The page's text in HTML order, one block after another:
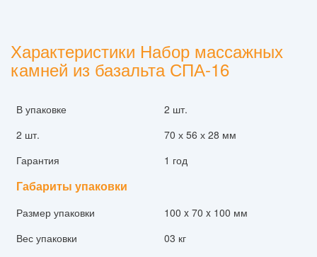
Характеристики Набор массажных
камней из базальта СПА-16
В упаковке
2 шт.
2 шт.
70 х 56 х 28 мм
Гарантия
1 год
Габариты упаковки
Размер упаковки
100 x 70 x 100 мм
Вес упаковки
03 кг